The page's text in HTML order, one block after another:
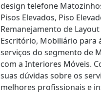
design telefone
Pisos Elevados, Piso
Remanejamento de
Escritório, Mobiliário para
serviços do segmento de
com a Interiores Móveis.
suas dúvidas sobre os
melhores profissionais e